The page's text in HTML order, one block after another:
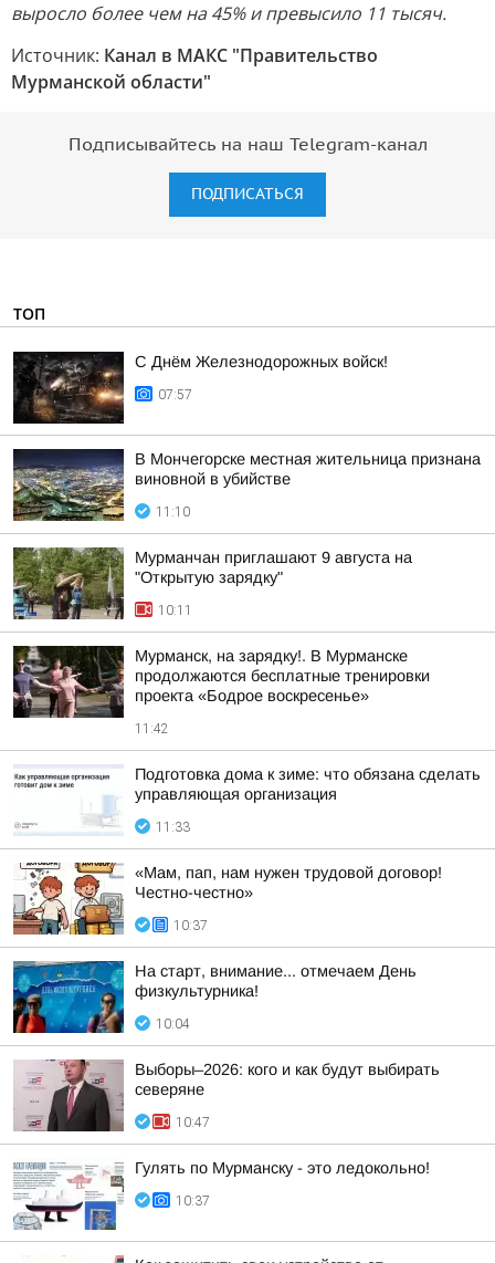
выросло более чем на 45% и превысило 11 тысяч.
Источник: Канал в МАКС "Правительство
Мурманской области"
Подписывайтесь на наш Telegram-канал
ПОДПИСАТЬСЯ
ТОП
С Днём Железнодорожных войск!
07:57
В Мончегорске местная жительница признана
виновной в убийстве
11:10
Мурманчан приглашают 9 августа на
"Открытую зарядку"
10:11
Мурманск, на зарядку!. В Мурманске
продолжаются бесплатные тренировки
проекта «Бодрое воскресенье»
11:42
Подготовка дома к зиме: что обязана сделать
управляющая организация
11:33
«Мам, пап, нам нужен трудовой договор!
Честно-честно»
10:37
На старт, внимание... отмечаем День
физкультурника!
10:04
Выборы–2026: кого и как будут выбирать
северяне
10:47
Гулять по Мурманску - это ледокольно!
10:37